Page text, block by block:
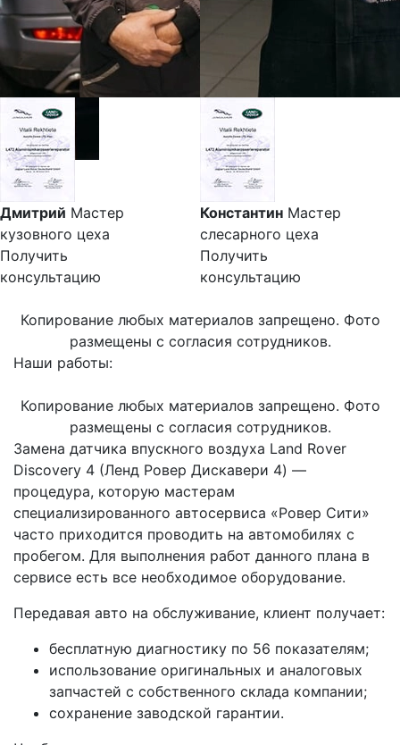
Дмитрий Мастер
кузовного цеха
Получить
консультацию
Константин Мастер
слесарного цеха
Получить
консультацию
Копирование любых материалов запрещено. Фото
размещены с согласия сотрудников.
Наши работы:
Копирование любых материалов запрещено. Фото
размещены с согласия сотрудников.
Замена датчика впускного воздуха Land Rover
Discovery 4 (Ленд Ровер Дискавери 4) —
процедура, которую мастерам
специализированного автосервиса «Ровер Сити»
часто приходится проводить на автомобилях с
пробегом. Для выполнения работ данного плана в
сервисе есть все необходимое оборудование.
Передавая авто на обслуживание, клиент получает:
бесплатную диагностику по 56 показателям;
использование оригинальных и аналоговых
запчастей с собственного склада компании;
сохранение заводской гарантии.